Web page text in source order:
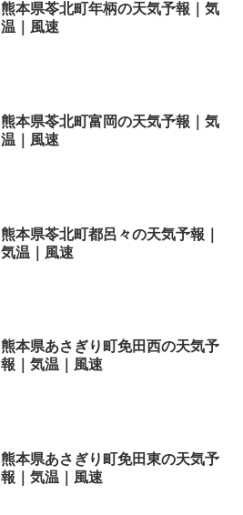
熊本県苓北町年柄の天気予報｜気
温｜風速
熊本県苓北町富岡の天気予報｜気
温｜風速
熊本県苓北町都呂々の天気予報｜
気温｜風速
熊本県あさぎり町免田西の天気予
報｜気温｜風速
熊本県あさぎり町免田東の天気予
報｜気温｜風速